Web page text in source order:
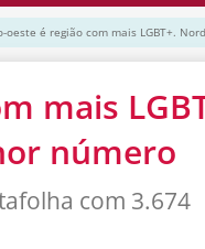
oeste é região com mais LGBT+.
mais
número
com 3.674